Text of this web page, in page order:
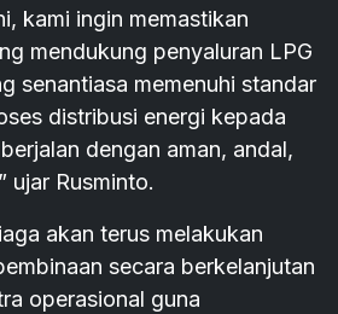
kami ingin memastikan
mendukung penyaluran LPG
senantiasa memenuhi standar
distribusi energi kepada
dengan aman, andal,
ujar Rusminto.
akan terus melakukan
secara berkelanjutan
operasional guna